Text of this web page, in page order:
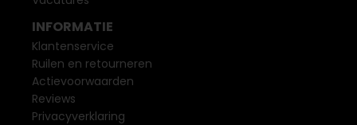
INFORMATIE
Klantenservice
Ruilen en retourneren
Actievoorwaarden
Reviews
Privacyverklaring